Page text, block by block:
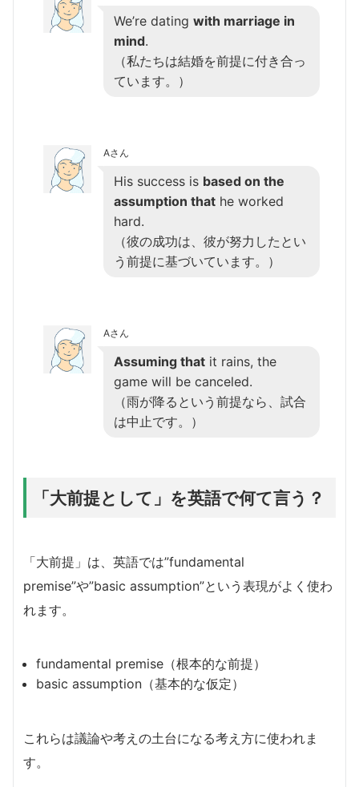
We’re dating with marriage in
mind.
（私たちは結婚を前提に付き合っ
ています。）
Aさん
His success is based on the
assumption that he worked
hard.
（彼の成功は、彼が努力したとい
う前提に基づいています。）
Aさん
Assuming that it rains, the
game will be canceled.
（雨が降るという前提なら、試合
は中止です。）
「大前提として」を英語で何て言う？
「大前提」は、英語では”fundamental
premise”や”basic assumption”という表現がよく使わ
れます。
fundamental premise（根本的な前提）
basic assumption（基本的な仮定）
これらは議論や考えの土台になる考え方に使われま
す。